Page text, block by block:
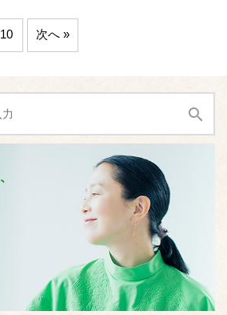
10 次へ »